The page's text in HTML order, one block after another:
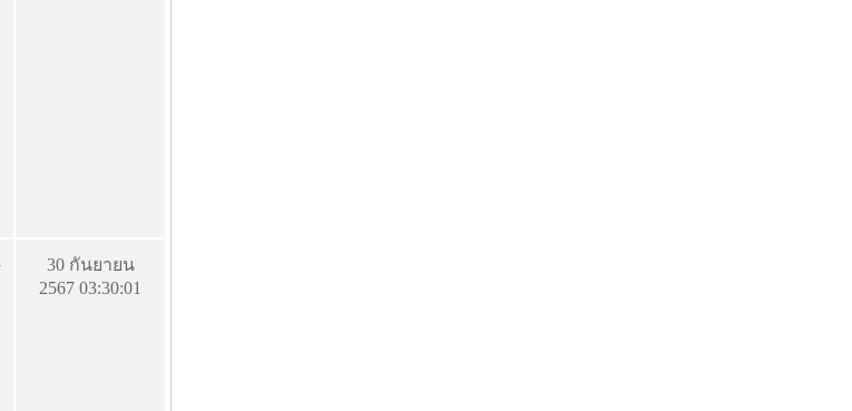
30 กันยายน
2567 03:30:01